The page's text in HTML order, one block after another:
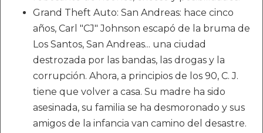
Grand Theft Auto: San Andreas: hace cinco
años, Carl "CJ" Johnson escapó de la bruma de
Los Santos, San Andreas... una ciudad
destrozada por las bandas, las drogas y la
corrupción. Ahora, a principios de los 90, C. J.
tiene que volver a casa. Su madre ha sido
asesinada, su familia se ha desmoronado y sus
amigos de la infancia van camino del desastre.